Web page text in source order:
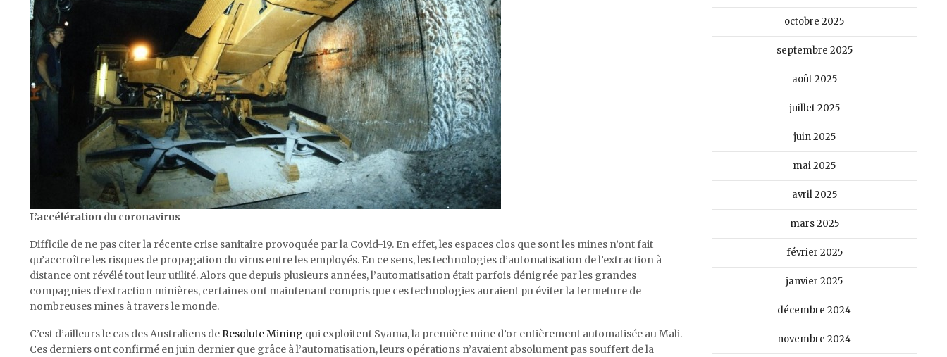
L’accélération du coronavirus
Difficile de ne pas citer la récente crise sanitaire provoquée par la Covid-19. En effet, les espaces clos que sont les mines n’ont fait
qu’accroître les risques de propagation du virus entre les employés. En ce sens, les technologies d’automatisation de l’extraction à
distance ont révélé tout leur utilité. Alors que depuis plusieurs années, l’automatisation était parfois dénigrée par les grandes
compagnies d’extraction minières, certaines ont maintenant compris que ces technologies auraient pu éviter la fermeture de
nombreuses mines à travers le monde.
C’est d’ailleurs le cas des Australiens de Resolute Mining qui exploitent Syama, la première mine d’or entièrement automatisée au Mali.
Ces derniers ont confirmé en juin dernier que grâce à l’automatisation, leurs opérations n’avaient absolument pas souffert de la
octobre 2025
septembre 2025
août 2025
juillet 2025
juin 2025
mai 2025
avril 2025
mars 2025
février 2025
janvier 2025
décembre 2024
novembre 2024